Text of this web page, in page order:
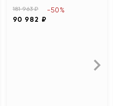
181 963 ₽
90 982 ₽
-50%